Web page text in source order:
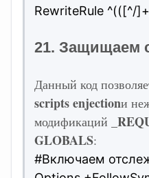
RewriteRule ^(([^/
21. Защищаем
Данный код
scripts enjectionи
модификаций
GLOBALS:
#Включаем